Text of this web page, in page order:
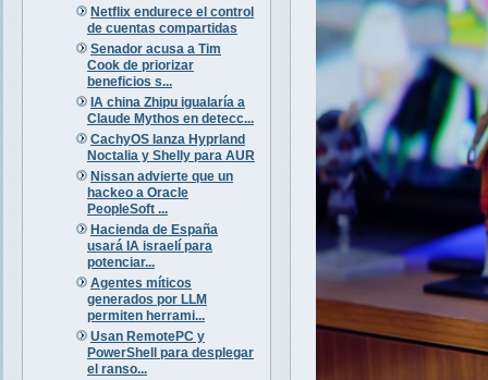
Netflix endurece el control
de cuentas compartidas
Senador acusa a Tim
Cook de priorizar
beneficios s...
IA china Zhipu igualaría a
Claude Mythos en detecc...
CachyOS lanza Hyprland
Noctalia y Shelly para AUR
Nissan advierte que un
hackeo a Oracle
PeopleSoft ...
Hacienda de España
usará IA israelí para
potenciar...
Agentes míticos
generados por LLM
permiten herrami...
Usan RemotePC y
PowerShell para desplegar
el ranso...